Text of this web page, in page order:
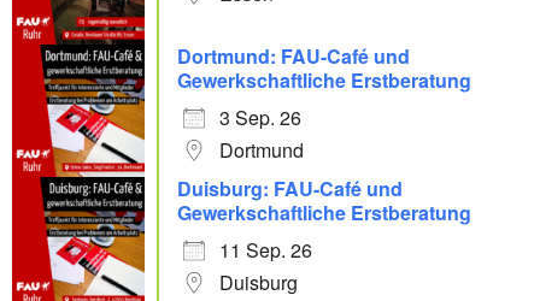
Dortmund: FAU-Café und
Gewerkschaftliche Erstberatung
3 Sep. 26
Dortmund
Duisburg: FAU-Café und
Gewerkschaftliche Erstberatung
11 Sep. 26
Duisburg